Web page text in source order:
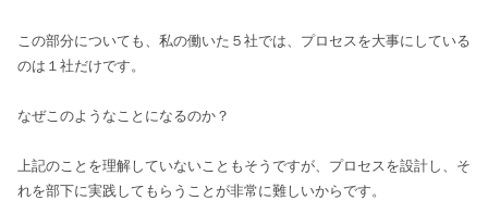
この部分についても、私の働いた５社では、プロセスを大事にしている
のは１社だけです。
なぜこのようなことになるのか？
上記のことを理解していないこともそうですが、プロセスを設計し、そ
れを部下に実践してもらうことが非常に難しいからです。